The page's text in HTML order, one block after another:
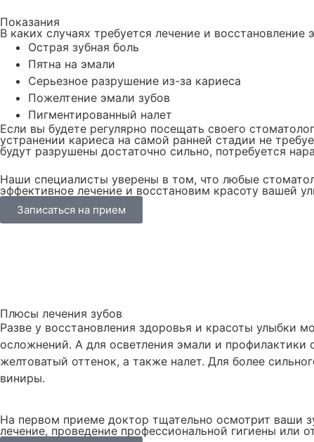
Показания
В каких случаях требуется лечение и восстановление
Острая зубная боль
Пятна на эмали
Серьезное разрушение из-за кариеса
Пожелтение эмали зубов
Пигментированный налет
Если вы будете регулярно посещать своего
устранении кариеса на самой ранней стадии не
будут разрушены достаточно сильно, потребуется
Наши специалисты уверены в том, что любые
эффективное лечение и восстановим красоту вашей
Записаться на прием
Плюсы лечения зубов
Разве у восстановления здоровья и красоты улыбки
осложнений. А для осветления эмали и профилактики
желтоватый оттенок, а также налет. Для более
виниры.
На первом приеме доктор тщательно осмотрит ваши
лечение, проведение профессиональной гигиены или